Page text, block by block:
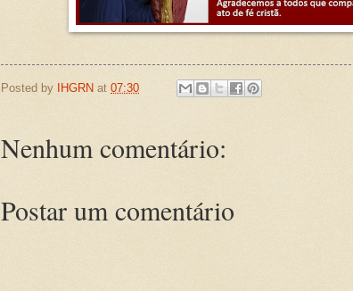
Posted by IHGRN at 07:30
Nenhum comentário:
Postar um comentário